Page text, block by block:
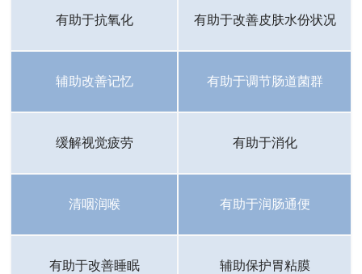
有助于抗氧化 有助于改善皮肤水份状况
辅助改善记忆 有助于调节肠道菌群
缓解视觉疲劳 有助于消化
清咽润喉 有助于润肠通便
有助于改善睡眠 辅助保护胃粘膜